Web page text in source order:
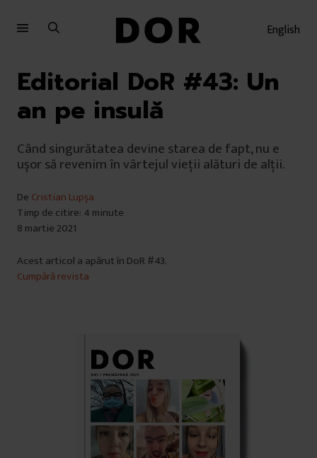
English
Editorial DoR #43: Un
an pe insulă
Când singurătatea devine starea de fapt, nu e
ușor să revenim în vârtejul vieții alături de alții.
De Cristian Lupșa
Timp de citire: 4 minute
8 martie 2021
Acest articol a apărut în DoR #43.
Cumpără revista